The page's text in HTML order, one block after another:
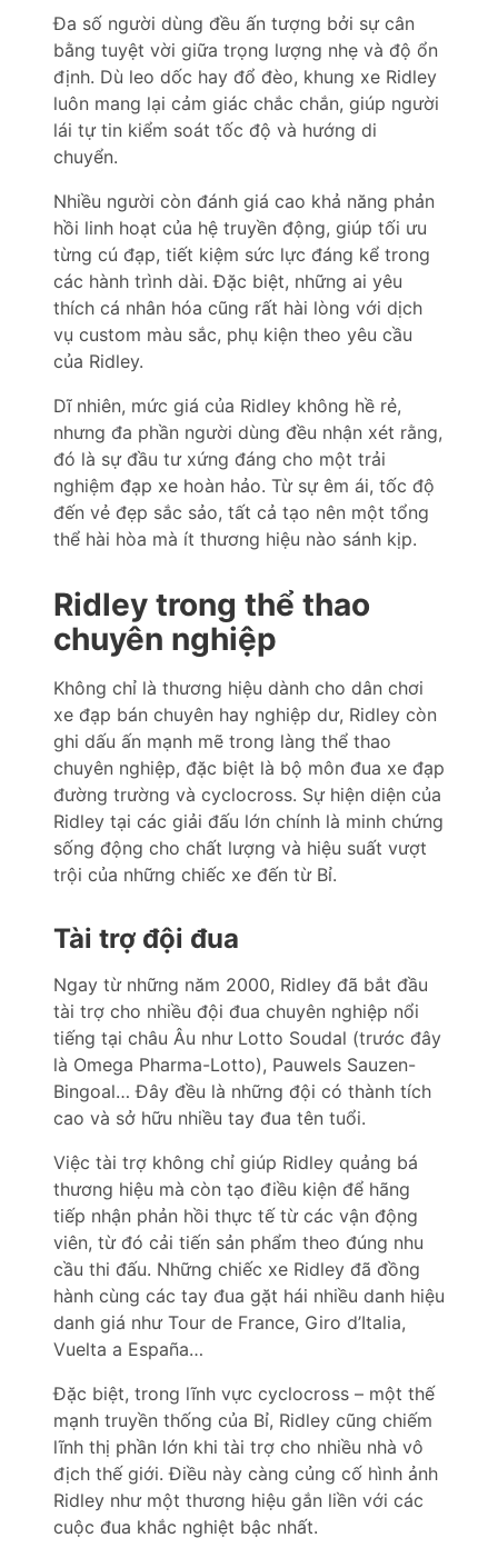
Đa số người dùng đều ấn tượng bởi sự cân
bằng tuyệt vời giữa trọng lượng nhẹ và độ ổn
định. Dù leo dốc hay đổ đèo, khung xe Ridley
luôn mang lại cảm giác chắc chắn, giúp người
lái tự tin kiểm soát tốc độ và hướng di
chuyển.
Nhiều người còn đánh giá cao khả năng phản
hồi linh hoạt của hệ truyền động, giúp tối ưu
từng cú đạp, tiết kiệm sức lực đáng kể trong
các hành trình dài. Đặc biệt, những ai yêu
thích cá nhân hóa cũng rất hài lòng với dịch
vụ custom màu sắc, phụ kiện theo yêu cầu
của Ridley.
Dĩ nhiên, mức giá của Ridley không hề rẻ,
nhưng đa phần người dùng đều nhận xét rằng,
đó là sự đầu tư xứng đáng cho một trải
nghiệm đạp xe hoàn hảo. Từ sự êm ái, tốc độ
đến vẻ đẹp sắc sảo, tất cả tạo nên một tổng
thể hài hòa mà ít thương hiệu nào sánh kịp.
Ridley trong thể thao
chuyên nghiệp
Không chỉ là thương hiệu dành cho dân chơi
xe đạp bán chuyên hay nghiệp dư, Ridley còn
ghi dấu ấn mạnh mẽ trong làng thể thao
chuyên nghiệp, đặc biệt là bộ môn đua xe đạp
đường trường và cyclocross. Sự hiện diện của
Ridley tại các giải đấu lớn chính là minh chứng
sống động cho chất lượng và hiệu suất vượt
trội của những chiếc xe đến từ Bỉ.
Tài trợ đội đua
Ngay từ những năm 2000, Ridley đã bắt đầu
tài trợ cho nhiều đội đua chuyên nghiệp nổi
tiếng tại châu Âu như Lotto Soudal (trước đây
là Omega Pharma-Lotto), Pauwels Sauzen-
Bingoal… Đây đều là những đội có thành tích
cao và sở hữu nhiều tay đua tên tuổi.
Việc tài trợ không chỉ giúp Ridley quảng bá
thương hiệu mà còn tạo điều kiện để hãng
tiếp nhận phản hồi thực tế từ các vận động
viên, từ đó cải tiến sản phẩm theo đúng nhu
cầu thi đấu. Những chiếc xe Ridley đã đồng
hành cùng các tay đua gặt hái nhiều danh hiệu
danh giá như Tour de France, Giro d’Italia,
Vuelta a España…
Đặc biệt, trong lĩnh vực cyclocross – một thế
mạnh truyền thống của Bỉ, Ridley cũng chiếm
lĩnh thị phần lớn khi tài trợ cho nhiều nhà vô
địch thế giới. Điều này càng củng cố hình ảnh
Ridley như một thương hiệu gắn liền với các
cuộc đua khắc nghiệt bậc nhất.